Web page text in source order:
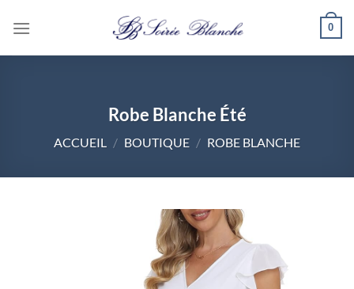
0
Robe Blanche Été
ACCUEIL / BOUTIQUE / ROBE BLANCHE